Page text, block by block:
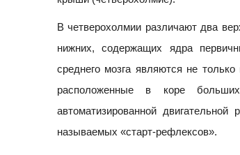
В четверохолмии различают два
нижних, содержащих ядра
среднего мозга являются не
расположенные в коре
автоматизированной
называемых «старт-рефлексов».